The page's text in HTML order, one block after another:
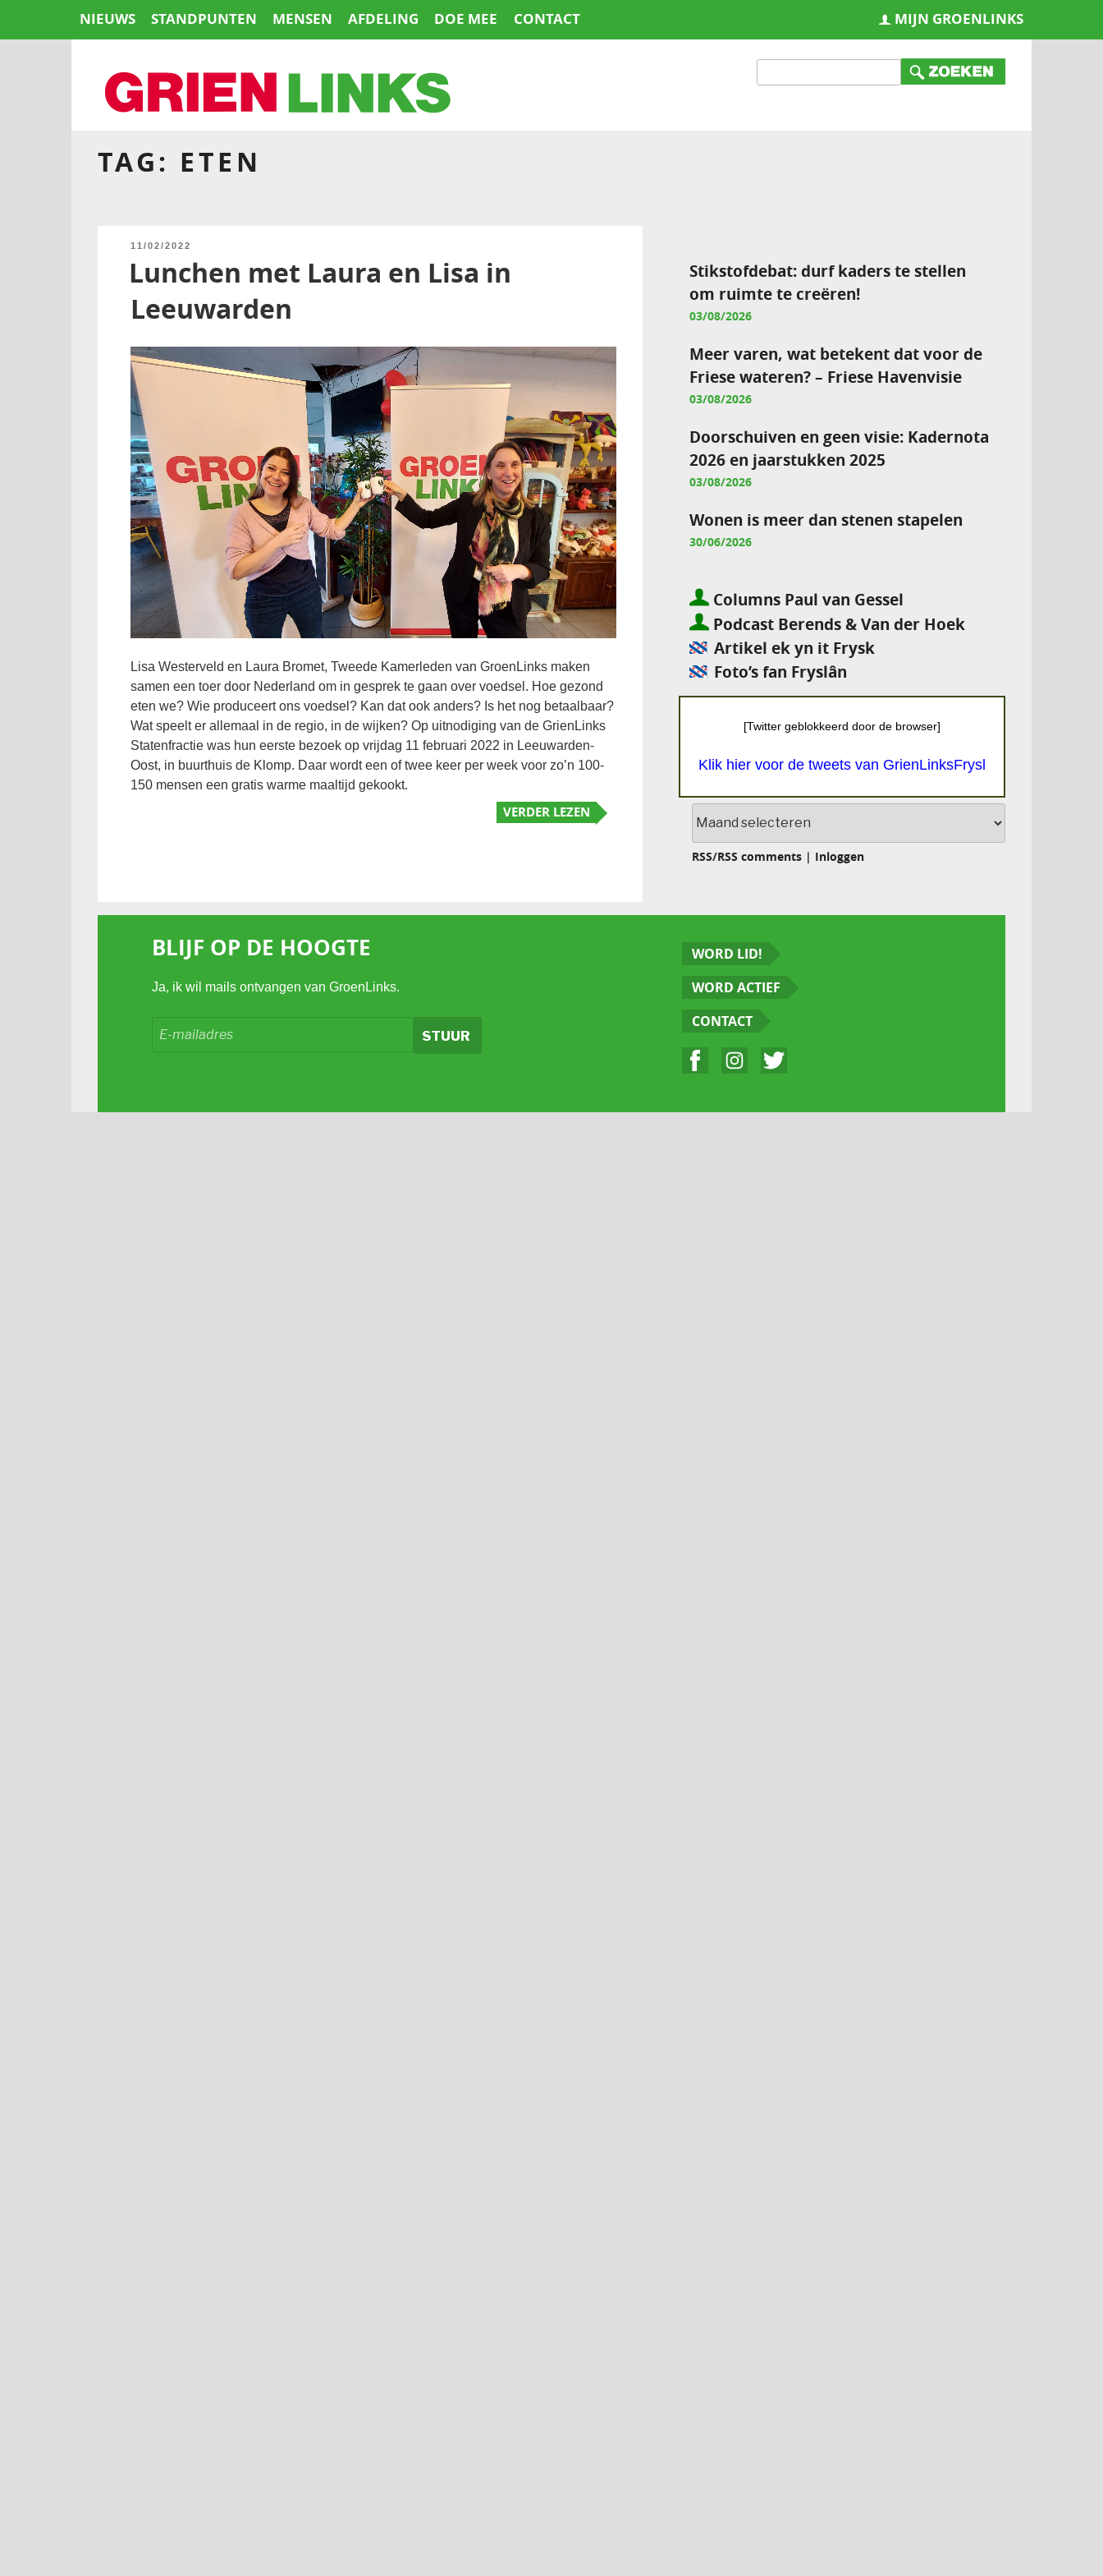
NIEUWS STANDPUNTEN MENSEN AFDELING DOE MEE CONTACT MIJN GROENLINKS
HOME
TAG: ETEN
GEPLAATST
11/02/2022
Lunchen met Laura en Lisa in
Leeuwarden
Lisa Westerveld en Laura Bromet, Tweede Kamerleden van GroenLinks maken
samen een toer door Nederland om in gesprek te gaan over voedsel. Hoe gezond
eten we? Wie produceert ons voedsel? Kan dat ook anders? Is het nog betaalbaar?
Wat speelt er allemaal in de regio, in de wijken? Op uitnodiging van de GrienLinks
Statenfractie was hun eerste bezoek op vrijdag 11 februari 2022 in Leeuwarden-
Oost, in buurthuis de Klomp. Daar wordt een of twee keer per week voor zo’n 100-
150 mensen een gratis warme maaltijd gekookt.
VERDER LEZEN
Stikstofdebat: durf kaders te stellen
om ruimte te creëren!
03/08/2026
Meer varen, wat betekent dat voor de
Friese wateren? – Friese Havenvisie
03/08/2026
Doorschuiven en geen visie: Kadernota
2026 en jaarstukken 2025
03/08/2026
Wonen is meer dan stenen stapelen
30/06/2026
Columns Paul van Gessel
Podcast Berends & Van der Hoek
Artikel ek yn it Frysk
Foto’s fan Fryslân
[Twitter geblokkeerd door de browser]
Klik hier voor de tweets van GrienLinksFrysl
RSS/RSS comments| Inloggen
BLIJF OP DE HOOGTE
Ja, ik wil mails ontvangen van GroenLinks.
WORD LID!
WORD ACTIEF
CONTACT